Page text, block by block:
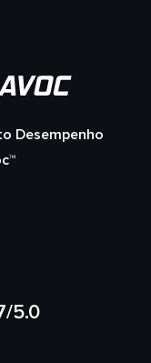
Desempenho
5.0